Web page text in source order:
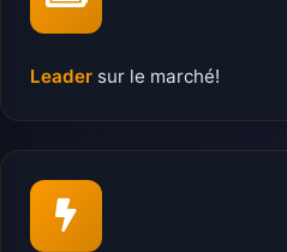
Leader sur le marché!